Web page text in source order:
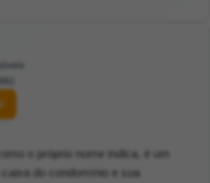
o próprio nome indica, é um
caixa do condomínio e sua